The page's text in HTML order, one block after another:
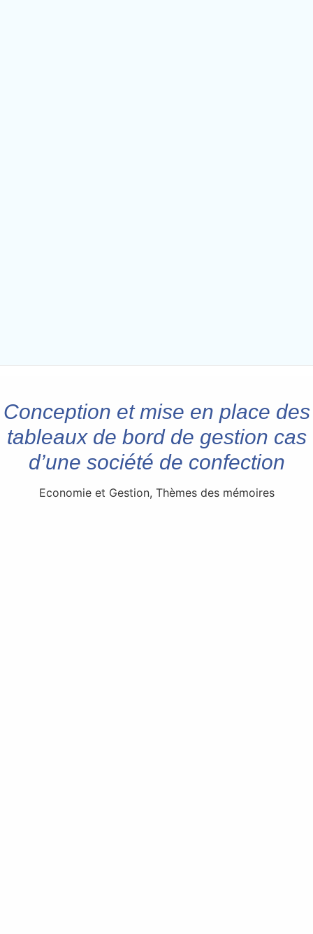
Conception et mise en place des
tableaux de bord de gestion cas
d’une société de confection
Economie et Gestion, Thèmes des mémoires